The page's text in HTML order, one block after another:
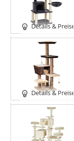
Details & Preise
Details & Preise